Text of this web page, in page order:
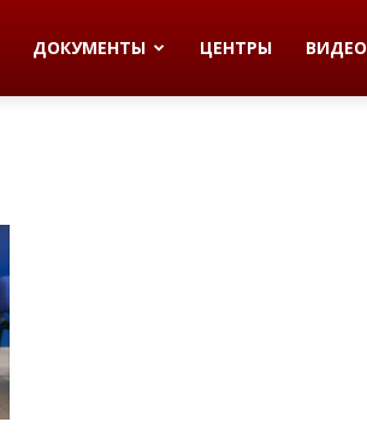
ДОКУМЕНТЫ ЦЕНТРЫ ВИДЕО